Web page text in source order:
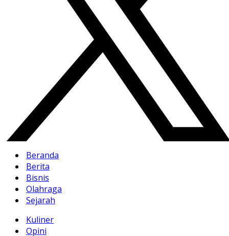
Beranda
Berita
Bisnis
Olahraga
Sejarah
Kuliner
Opini